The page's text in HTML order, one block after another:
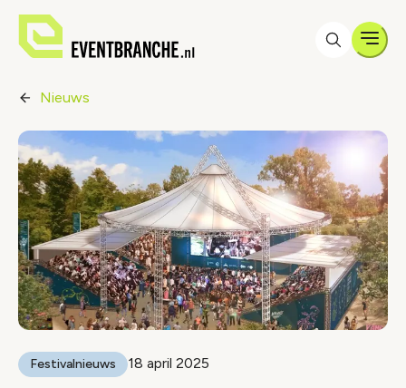
Nieuws
Festivalnieuws 18 april 2025